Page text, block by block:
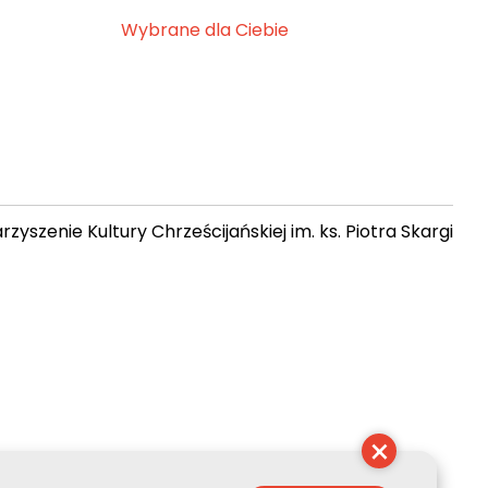
Wybrane dla Ciebie
Kultury Chrześcijańskiej im. ks. Piotra Skargi
×